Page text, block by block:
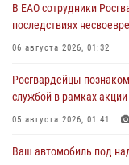
В ЕАО сотрудники
последствиях
06 августа 2026, 01:32
Росгвардейцы
службой в рамках
05 августа 2026, 01:41
Ваш автомобиль под